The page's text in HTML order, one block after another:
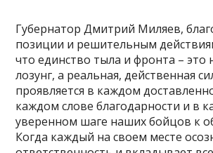
Губернатор Дмитрий Миляев,
позиции и решительным
что единство тыла и фронта – это
лозунг, а реальная, действенная
проявляется в каждом
каждом слове благодарности и в
уверенном шаге наших бойцов к
Когда каждый на своем месте